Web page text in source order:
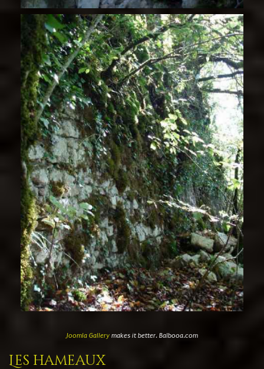
Joomla Gallerymakes it better. Balbooa.com
Les hameaux